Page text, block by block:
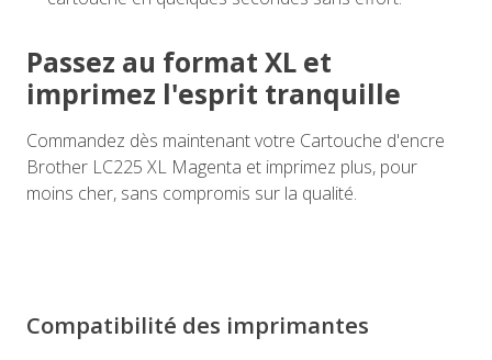
Passez au format XL et
imprimez l'esprit tranquille
Commandez dès maintenant votre Cartouche d'encre
Brother LC225 XL Magenta et imprimez plus, pour
moins cher, sans compromis sur la qualité.
Compatibilité des imprimantes